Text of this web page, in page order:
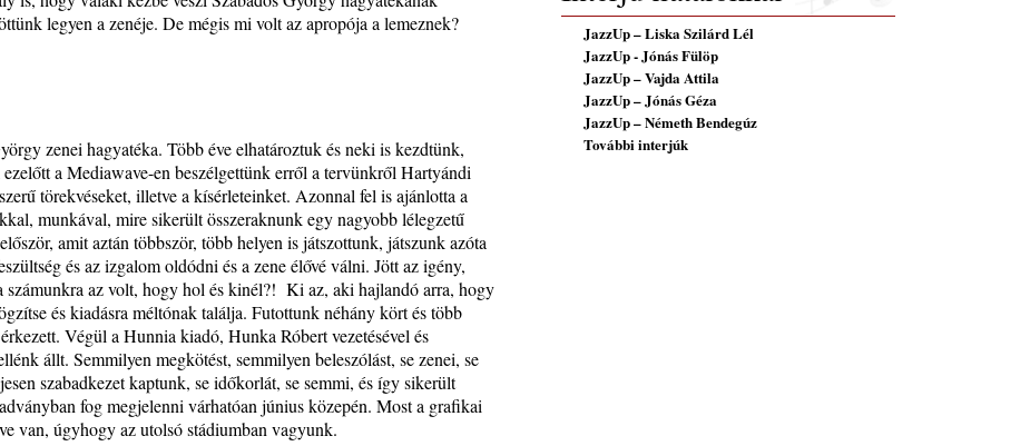
– 42.
legyen a zenéje. De mégis mi volt az apropója a lemeznek?
zenei hagyatéka. Több éve elhatároztuk és neki is kezdtünk,
a Mediawave-en beszélgettünk erről a tervünkről Hartyándi
törekvéseket, illetve a kísérleteinket. Azonnal fel is ajánlotta a
munkával, mire sikerült összeraknunk egy nagyobb lélegzetű
amit aztán többször, több helyen is játszottunk, játszunk azóta
és az izgalom oldódni és a zene élővé válni. Jött az igény,
az volt, hogy hol és kinél?! Ki az, aki hajlandó arra, hogy
és kiadásra méltónak találja. Futottunk néhány kört és több
Végül a Hunnia kiadó, Hunka Róbert vezetésével és
állt. Semmilyen megkötést, semmilyen beleszólást, se zenei, se
szabadkezet kaptunk, se időkorlát, se semmi, és így sikerült
fog megjelenni várhatóan június közepén. Most a grafikai
van, úgyhogy az utolsó stádiumban vagyunk.
JazzUp – Liska Szilárd Lél
JazzUp - Jónás Fülöp
JazzUp – Vajda Attila
JazzUp – Jónás Géza
JazzUp – Németh Bendegúz
További interjúk